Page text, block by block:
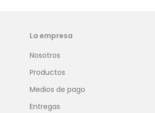
La empresa
Nosotros
Productos
Medios de pago
Entregas